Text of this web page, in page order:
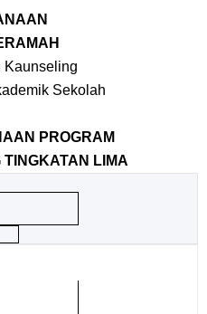
Kaunseling
Sekolah
PROGRAM
LIMA